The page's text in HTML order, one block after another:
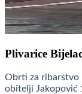
Plivarice
Obrti za ribarstvo
obitelji Jakopović